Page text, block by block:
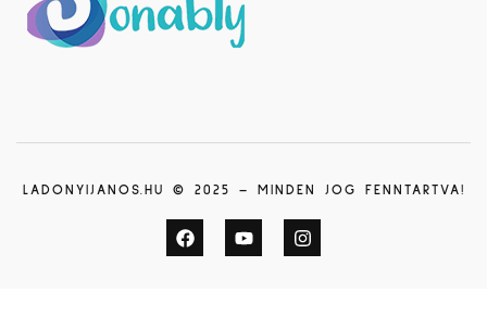
LADONYIJANOS.HU © 2025 – MINDEN JOG FENNTARTVA!